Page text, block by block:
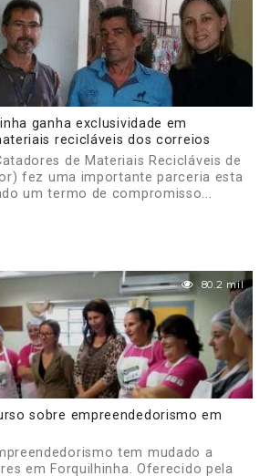
ganha exclusividade em
recicláveis dos correios
de Materiais Recicláveis de
fez uma importante parceria esta
um termo de compromisso...
80.2 mil
sobre empreendedorismo em
tem mudado a
em Forquilhinha. Oferecido pela